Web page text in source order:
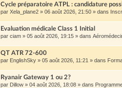
Cycle préparatoire ATPL : candidature
par Xela_plane2 » 06 août 2026, 21:50 » dans
Evaluation médicale Class 1 Initial
par ciam » 05 août 2026, 19:15 » dans
QT ATR 72-600
par EnglishSky » 05 août 2026, 11:21 » dans
Ryanair Gateway 1 ou 2?
par Dillow » 04 août 2026, 18:08 » dans